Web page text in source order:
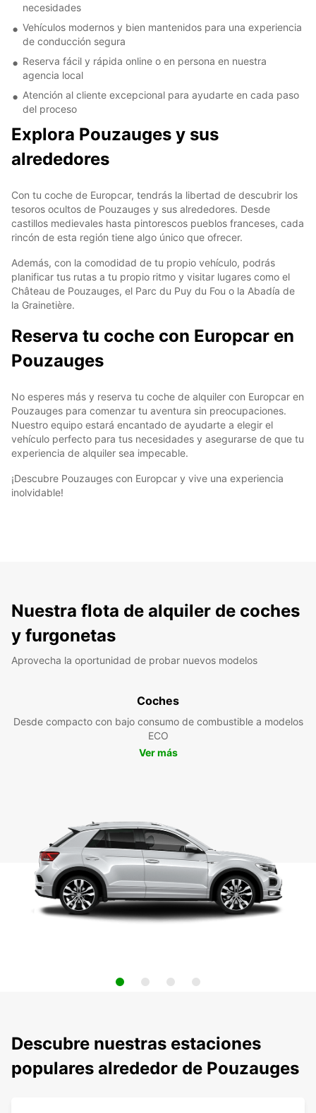
necesidades
Vehículos modernos y bien mantenidos para una experiencia
de conducción segura
Reserva fácil y rápida online o en persona en nuestra
agencia local
Atención al cliente excepcional para ayudarte en cada paso
del proceso
Explora Pouzauges y sus
alrededores
Con tu coche de Europcar, tendrás la libertad de descubrir los
tesoros ocultos de Pouzauges y sus alrededores. Desde
castillos medievales hasta pintorescos pueblos franceses, cada
rincón de esta región tiene algo único que ofrecer.
Además, con la comodidad de tu propio vehículo, podrás
planificar tus rutas a tu propio ritmo y visitar lugares como el
Château de Pouzauges, el Parc du Puy du Fou o la Abadía de
la Grainetière.
Reserva tu coche con Europcar en
Pouzauges
No esperes más y reserva tu coche de alquiler con Europcar en
Pouzauges para comenzar tu aventura sin preocupaciones.
Nuestro equipo estará encantado de ayudarte a elegir el
vehículo perfecto para tus necesidades y asegurarse de que tu
experiencia de alquiler sea impecable.
¡Descubre Pouzauges con Europcar y vive una experiencia
inolvidable!
Nuestra flota de alquiler de coches
y furgonetas
Aprovecha la oportunidad de probar nuevos modelos
Coches
Desde compacto con bajo consumo de combustible a modelos
ECO
Ver más
Descubre nuestras estaciones
populares alrededor de Pouzauges